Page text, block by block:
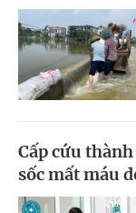
Cấp cứu
sốc mất máu